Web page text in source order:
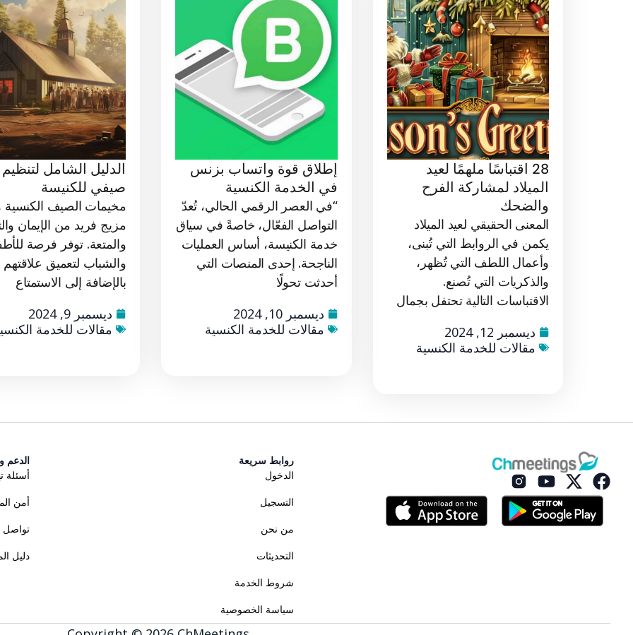
28 اقتباسًا ملهمًا لعيد
الميلاد لمشاركة الفرح
والضحك
المعنى الحقيقي لعيد الميلاد
يكمن في الروابط التي تُبنى،
وأعمال اللطف التي تُظهر،
والذكريات التي تُصنع.
الاقتباسات التالية تحتفل بجمال
ديسمبر 12, 2024
مقالات للخدمة الكنسية
إطلاق قوة واتساب بزنس
في الخدمة الكنسية
“في العصر الرقمي الحالي، تُعدّ
التواصل الفعّال، خاصةً في سياق
خدمة الكنيسة، أساس العمليات
الناجحة. إحدى المنصات التي
أحدثت تحولًا
ديسمبر 10, 2024
مقالات للخدمة الكنسية
الدليل الشامل
صيفي للكنيسة
مخيمات الصيف
مزيج فريد من الإيمان
والمتعة. توفر فرصة
والشباب لتعميق علاقتهم
بالإضافة إلى الاستمتاع
ديسمبر 9, 2024
مقالات للخدمة
روابط سريعة
الدخول
التسجيل
من نحن
التحديثات
شروط الخدمة
سياسة الخصوصية
الدعم
أسئلة
أمن
تواصل
دليل